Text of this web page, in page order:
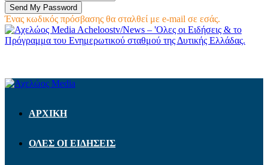
Ένας κωδικός πρόσβασης θα σταλθεί με e-mail σε εσάς.
Acheloostv/News – 'Ολες οι Ειδήσεις & το
Πρόγραμμα του Ενημερωτικού σταθμού της Δυτικής Ελλάδας.
ΑΡΧΙΚΗ
ΟΛΕΣ ΟΙ ΕΙΔΗΣΕΙΣ